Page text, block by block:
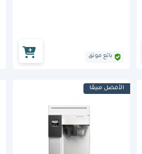
بائع موثق
الأفضل مبيعًا